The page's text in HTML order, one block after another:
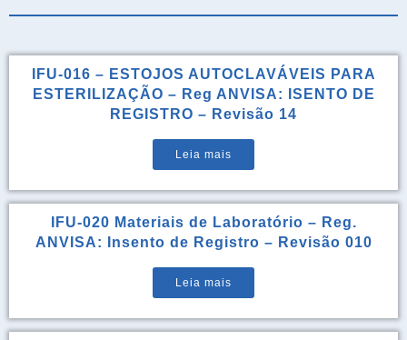
IFU-016 – ESTOJOS AUTOCLAVÁVEIS PARA
ESTERILIZAÇÃO – Reg ANVISA: ISENTO DE
REGISTRO – Revisão 14
Leia mais
IFU-020 Materiais de Laboratório – Reg.
ANVISA: Insento de Registro – Revisão 010
Leia mais